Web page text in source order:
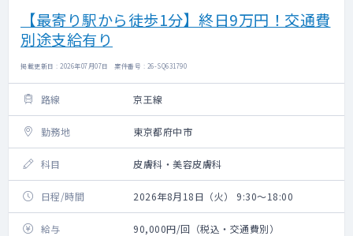
【最寄り駅から徒歩1分】終日9万円！交通費
別途支給有り
掲載更新日 : 2026年07月07日 案件番号 : 26-SQ631790
路線 京王線
勤務地 東京都府中市
科目 皮膚科・美容皮膚科
日程/時間 2026年8月18日（火） 9:30～18:00
給与 90,000円/回（税込・交通費別）